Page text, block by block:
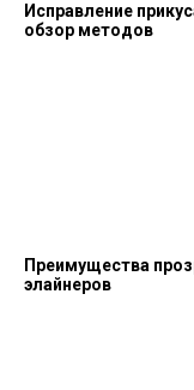
Исправление
обзор методов
Преимущества
элайнеров